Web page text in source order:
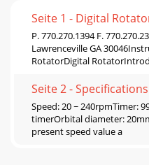
Seite 1 - Digital
P. 770.270.1394 F.
Lawrenceville GA
RotatorDigital
Seite 2 - Specifications
Speed: 20 ~ 240rpmTimer:
timerOrbital diameter:
present speed value a